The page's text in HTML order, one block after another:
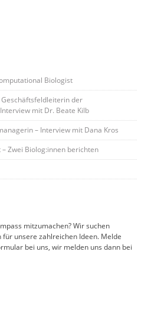
Biologist
der
mit Dr. Beate Kilb
– Interview mit Dana Kros
Zwei Biolog:innen berichten
mitzumachen? Wir suchen
unsere zahlreichen Ideen. Melde
bei uns, wir melden uns dann bei